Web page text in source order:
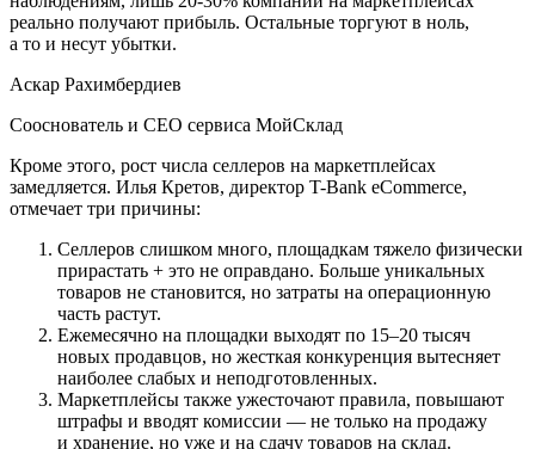
реально получают прибыль. Остальные торгуют в ноль,
а то и несут убытки.
Аскар Рахимбердиев
Сооснователь и СЕО сервиса МойСклад
Кроме этого, рост числа селлеров на маркетплейсах
замедляется. Илья Кретов, директор T-Bank eCommerce,
отмечает три причины:
Селлеров слишком много, площадкам тяжело физически
прирастать + это не оправдано. Больше уникальных
товаров не становится, но затраты на операционную
часть растут.
Ежемесячно на площадки выходят по 15–20 тысяч
новых продавцов, но жесткая конкуренция вытесняет
наиболее слабых и неподготовленных.
Маркетплейсы также ужесточают правила, повышают
штрафы и вводят комиссии — не только на продажу
и хранение, но уже и на сдачу товаров на склад.